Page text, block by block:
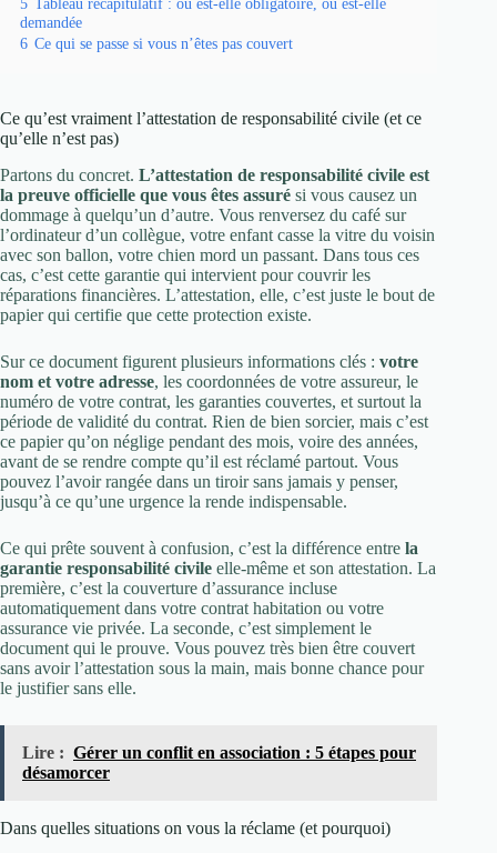
5 Tableau récapitulatif : où est-elle obligatoire, où est-elle
demandée
6 Ce qui se passe si vous n’êtes pas couvert
Ce qu’est vraiment l’attestation de responsabilité civile (et ce
qu’elle n’est pas)
Partons du concret. L’attestation de responsabilité civile est
la preuve officielle que vous êtes assuré si vous causez un
dommage à quelqu’un d’autre. Vous renversez du café sur
l’ordinateur d’un collègue, votre enfant casse la vitre du voisin
avec son ballon, votre chien mord un passant. Dans tous ces
cas, c’est cette garantie qui intervient pour couvrir les
réparations financières. L’attestation, elle, c’est juste le bout de
papier qui certifie que cette protection existe.
Sur ce document figurent plusieurs informations clés : votre
nom et votre adresse, les coordonnées de votre assureur, le
numéro de votre contrat, les garanties couvertes, et surtout la
période de validité du contrat. Rien de bien sorcier, mais c’est
ce papier qu’on néglige pendant des mois, voire des années,
avant de se rendre compte qu’il est réclamé partout. Vous
pouvez l’avoir rangée dans un tiroir sans jamais y penser,
jusqu’à ce qu’une urgence la rende indispensable.
Ce qui prête souvent à confusion, c’est la différence entre la
garantie responsabilité civile elle-même et son attestation. La
première, c’est la couverture d’assurance incluse
automatiquement dans votre contrat habitation ou votre
assurance vie privée. La seconde, c’est simplement le
document qui le prouve. Vous pouvez très bien être couvert
sans avoir l’attestation sous la main, mais bonne chance pour
le justifier sans elle.
Lire : Gérer un conflit en association : 5 étapes pour
désamorcer
Dans quelles situations on vous la réclame (et pourquoi)